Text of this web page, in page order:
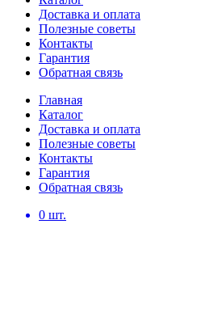
Доставка и оплата
Полезные советы
Контакты
Гарантия
Обратная связь
Главная
Каталог
Доставка и оплата
Полезные советы
Контакты
Гарантия
Обратная связь
0 шт.